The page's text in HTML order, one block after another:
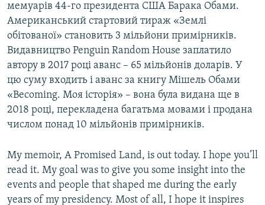
УКР
КТАТ
ДОЛУЧАЙСЯ!
мемуарів 44-го президента США Барака Обами.
Американський стартовий тираж «Землі
обітованої» становить 3 мільйони примірників.
Видавництво Penguin Random House заплатило
автору в 2017 році аванс – 65 мільйонів доларів. У
цю суму входить і аванс за книгу Мішель Обами
«Becoming. Моя історія» – вона була видана ще в
2018 році, перекладена багатьма мовами і продана
числом понад 10 мільйонів примірників.
My memoir, A Promised Land, is out today. I hope you’ll
read it. My goal was to give you some insight into the
events and people that shaped me during the early
years of my presidency. Most of all, I hope it inspires